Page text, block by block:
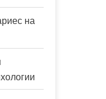
на